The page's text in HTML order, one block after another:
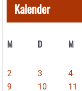
Kalender
M D M
2
3 4
9
10 11